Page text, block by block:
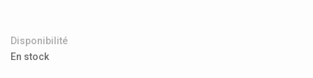
Disponibilité
En stock